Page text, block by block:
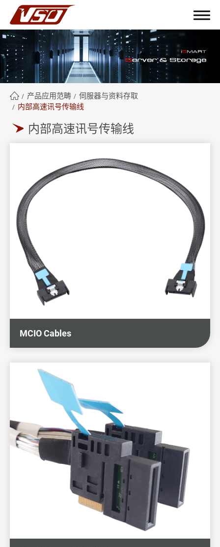
产品应用范畴
伺服器与资料存取
内部高速讯号传输线
内部高速讯号传输线
MCIO Cables
繁體中文 English 簡體中文
关于鸿呈
产品应用范畴
全部
工业应用
伺服器与资料存取
全部
内部高速讯号传输线
内部传输线束
车载与车联网
能源系统应用
5G通讯应用与其他
技术与制程能力
ESG企业永续发展